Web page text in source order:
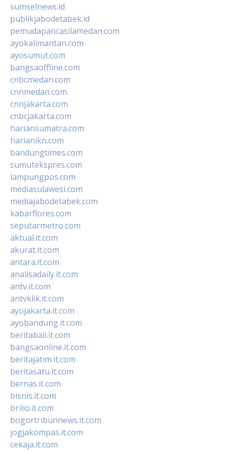
sumselnews.id
publikjabodetabek.id
pemudapancasilamedan.com
ayokalimantan.com
ayosumut.com
bangsaoffline.com
cnbcmedan.com
cnnmedan.com
cnnjakarta.com
cnbcjakarta.com
hariansumatra.com
harianikn.com
bandungtimes.com
sumutekspres.com
lampungpos.com
mediasulawesi.com
mediajabodetabek.com
kabarflores.com
seputarmetro.com
aktual.it.com
akurat.it.com
antara.it.com
analisadaily.it.com
antv.it.com
antvklik.it.com
ayojakarta.it.com
ayobandung.it.com
beritabali.it.com
bangsaonline.it.com
beritajatim.it.com
beritasatu.it.com
bernas.it.com
bisnis.it.com
brilio.it.com
bogortribunnews.it.com
jogjakompas.it.com
cekaja.it.com